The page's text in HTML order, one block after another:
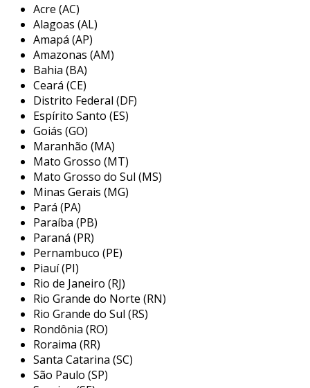
os selos mecânicos grafite são geralmente
utilizados em aplicações industriais onde há a
necessidade de vedação em equipamentos que
operam com líquidos corrosivos ou em altas
temperaturas. sua estrutura é composta por
duas superfícies que se encontram e que,
pressionadas uma contra a outra, criam uma
barreira que impede o vazamento do fluido.
isso não só maximiza a segurança operacional
como também reduz custos com manutenção e
substituição de componentes.
principais aplicações do selo
mecânico grafite
devido às suas propriedades superiores, o selo
mecânico grafite é amplamente aplicado em
diversas indústrias. sua utilização é
especialmente relevante em setores com
exigências específicas de vedação e resistência.
algumas das principais aplicações incluem:
indústria química:
que transportam produtos químicos
Acre (AC)
Alagoas (AL)
Amapá (AP)
Amazonas (AM)
Bahia (BA)
Ceará (CE)
Distrito Federal (DF)
Espírito Santo (ES)
Goiás (GO)
Maranhão (MA)
Mato Grosso (MT)
Mato Grosso do Sul (MS)
Minas Gerais (MG)
Pará (PA)
Paraíba (PB)
Paraná (PR)
Pernambuco (PE)
Piauí (PI)
Rio de Janeiro (RJ)
Rio Grande do Norte (RN)
Rio Grande do Sul (RS)
Rondônia (RO)
Roraima (RR)
Santa Catarina (SC)
São Paulo (SP)